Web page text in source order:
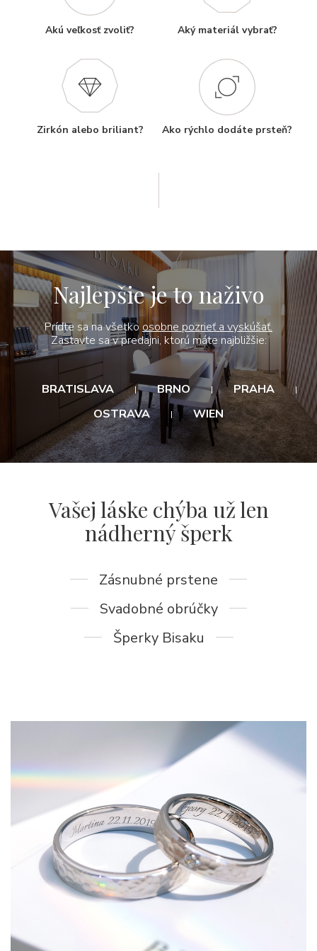
Akú veľkosť zvoliť? Aký materiál vybrať?
Zirkón alebo briliant? Ako rýchlo dodáte prsteň?
Najlepšie je to naživo
Príďte sa na všetkoosobne pozrieť a vyskúšať.
Zastavte sa v predajni, ktorú máte najbližšie:
BRATISLAVA BRNO
PRAHA
OSTRAVA
WIEN
Vašej láske chýba už len
nádherný šperk
Zásnubné prstene
Svadobné obrúčky
Šperky Bisaku